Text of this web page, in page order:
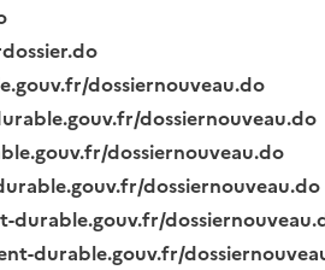
dossiernouveau.do
dossiernouveau.do
dossiernouveau.do
dossiernouveau.do
durable.gouv.fr/